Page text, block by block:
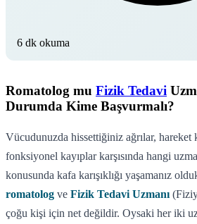
6 dk okuma
Romatolog mu Fizik Tedavi
Durumda Kime Başvurmalı?
Vücudunuzda hissettiğiniz ağrılar, hareket
fonksiyonel kayıplar karşısında hangi
konusunda kafa karışıklığı yaşamanız
romatolog ve Fizik Tedavi Uzmanı
çoğu kişi için net değildir. Oysaki her iki